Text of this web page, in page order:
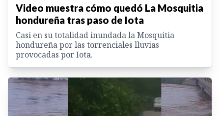
Video muestra cómo quedó La Mosquitia
hondureña tras paso de Iota
Casi en su totalidad inundada la Mosquitia
hondureña por las torrenciales lluvias
provocadas por Iota.